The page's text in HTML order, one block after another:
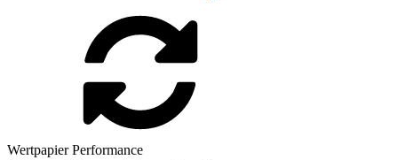
Wertpapier Performance